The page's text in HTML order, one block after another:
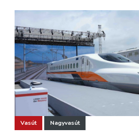
Vasút Nagyvasút